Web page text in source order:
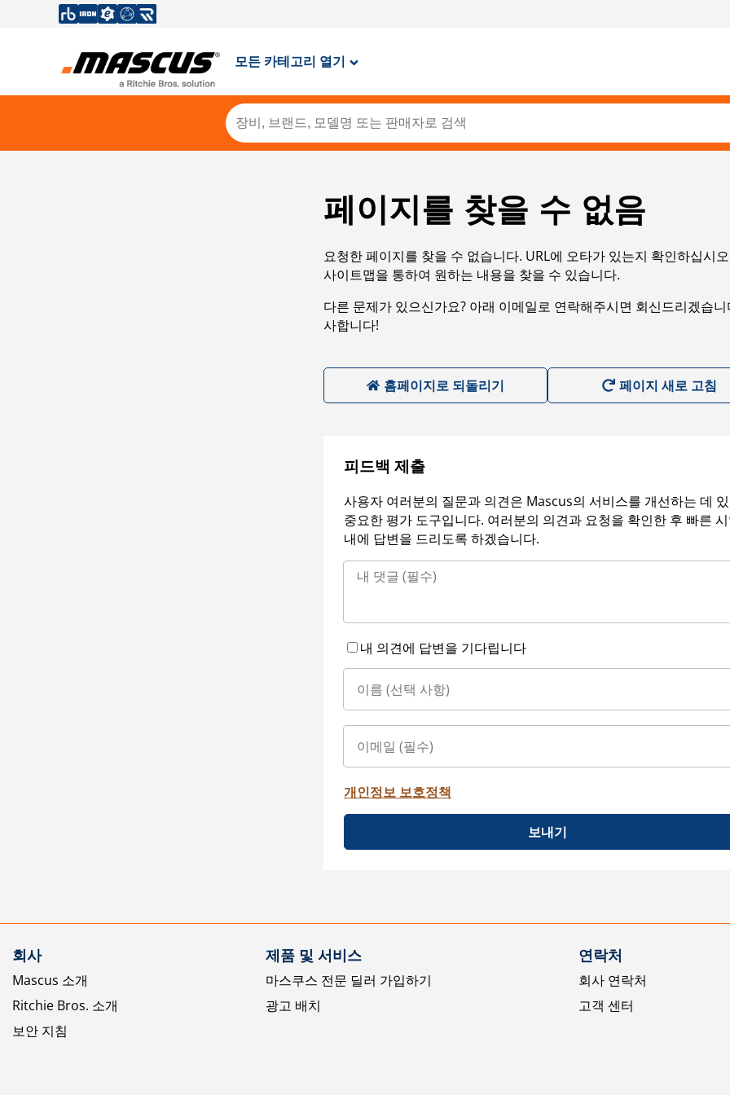
모든 카테고리 열기
페이지를 찾을 수 없음
요청한 페이지를 찾을 수 없습니다. URL에 오타가 있는지 확인하십시
사이트맵을 통하여 원하는 내용을 찾을 수 있습니다.
다른 문제가 있으신가요? 아래 이메일로 연락해주시면 회신드리겠습
사합니다!
홈페이지로 되돌리기 페이지 새로 고침
피드백 제출
사용자 여러분의 질문과 의견은 Mascus의 서비스를 개선하는 데
중요한 평가 도구입니다. 여러분의 의견과 요청을 확인한 후 빠른
내에 답변을 드리도록 하겠습니다.
내 의견에 답변을 기다립니다
개인정보 보호정책
보내기
회사
Mascus 소개
Ritchie Bros. 소개
보안 지침
제품 및 서비스
마스쿠스 전문 딜러 가입하기
광고 배치
연락처
회사 연락처
고객 센터